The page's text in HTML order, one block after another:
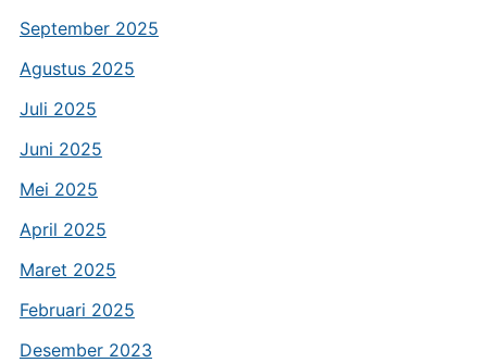
September 2025
Agustus 2025
Juli 2025
Juni 2025
Mei 2025
April 2025
Maret 2025
Februari 2025
Desember 2023